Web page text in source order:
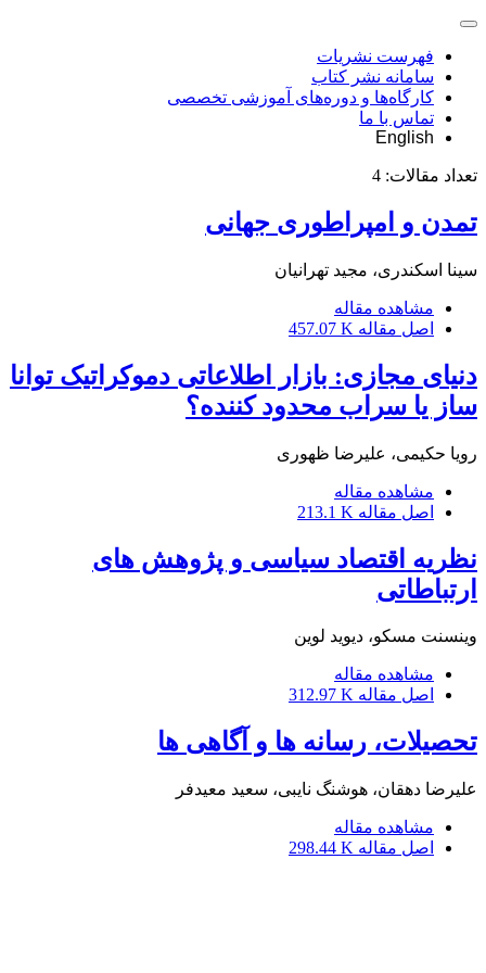
فهرست نشریات
سامانه نشر کتاب
کارگاه‌ها و دوره‌های آموزشی تخصصی
تماس با ما
English
تعداد مقالات: 4
تمدن و امپراطوری جهانی
سینا اسکندری، مجید تهرانیان
مشاهده مقاله
اصل مقاله 457.07 K
دنیای مجازی: بازار اطلاعاتی دموکراتیک توانا
ساز یا سراب محدود کننده؟
رویا حکیمی، علیرضا ظهوری
مشاهده مقاله
اصل مقاله 213.1 K
نظریه اقتصاد سیاسی و پژوهش های
ارتباطاتی
وینسنت مسکو، دیوید لوین
مشاهده مقاله
اصل مقاله 312.97 K
تحصیلات، رسانه‏ ها و آگاهی‏ ها
علیرضا دهقان، هوشنگ نایبی، سعید معیدفر
مشاهده مقاله
اصل مقاله 298.44 K